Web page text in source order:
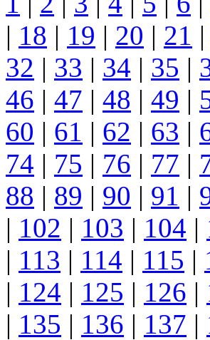
| 18 | 19 | 20 | 21 |
32 | 33 | 34 | 35 |
46 | 47 | 48 | 49 |
60 | 61 | 62 | 63 |
74 | 75 | 76 | 77 |
88 | 89 | 90 | 91 |
| 102 | 103 | 104 |
| 113 | 114 | 115 |
| 124 | 125 | 126 |
| 135 | 136 | 137 |